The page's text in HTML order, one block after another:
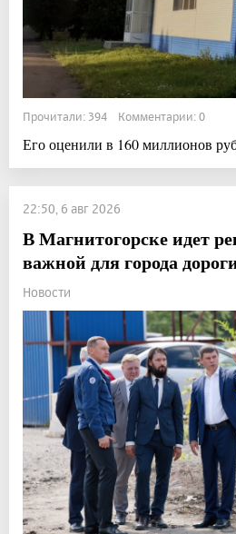
Прочитали: 394 Комментарии: 0
Его оценили в 160 миллионов
22:50, 6 авг 2026
В Магнитогорске идет
важной для города
Новости